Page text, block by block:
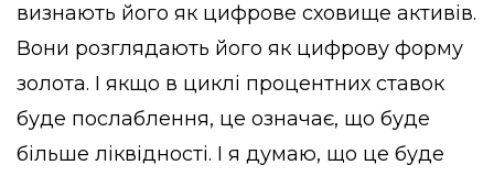
визнають його як цифрове сховище активів.
Вони розглядають його як цифрову форму
золота. І якщо в циклі процентних ставок
буде послаблення, це означає, що буде
більше ліквідності. І я думаю, що це буде